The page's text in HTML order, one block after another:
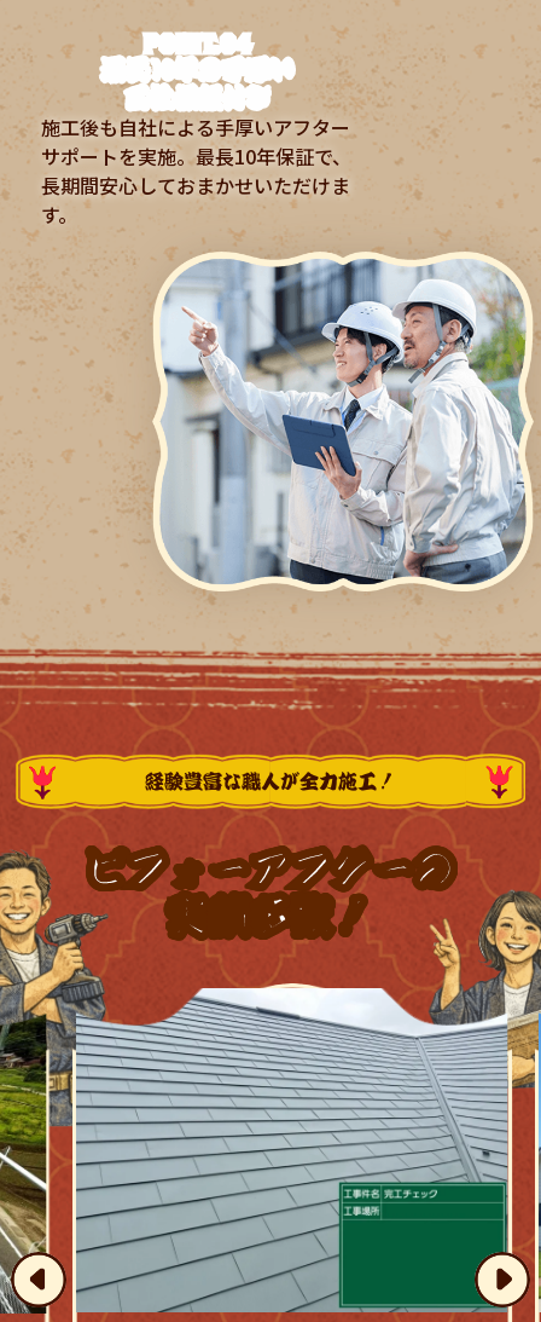
POINT.04
最長10年の手厚い
自社保証付き
施工後も自社による手厚いアフター
サポートを実施。最長10年保証で、
長期間安心しておまかせいただけま
す。
経験豊富な職人が全力施工！
ビフォーアフターの
実績多数！